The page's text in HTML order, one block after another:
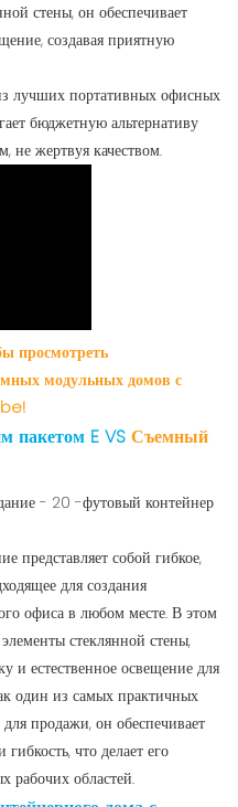
стены, он обеспечивает
создавая приятную
лучших портативных офисных
бюджетную альтернативу
жертвуя качеством.
просмотреть
модульных домов с
пакетом E VS Съемный
представляет собой гибкое,
для создания
офиса в любом месте. В этом
стеклянной стены,
и естественное освещение для
один из самых практичных
продажи, он обеспечивает
что делает его
рабочих областей.